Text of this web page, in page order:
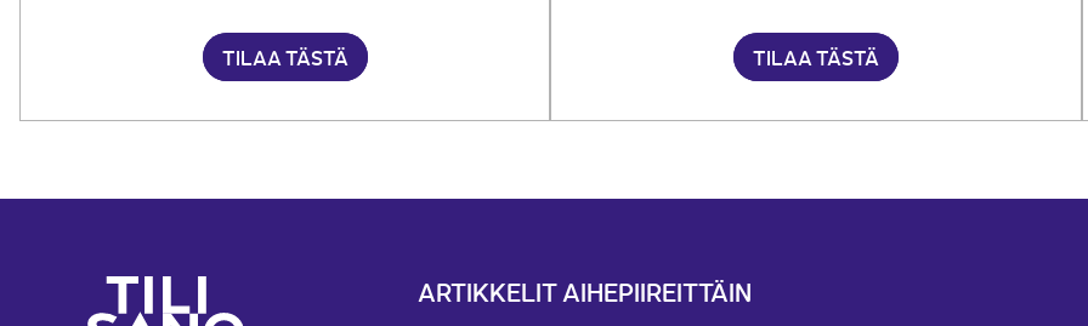
TILAA TÄSTÄ TILAA TÄSTÄ
ARTIKKELIT AIHEPIIREITTÄIN